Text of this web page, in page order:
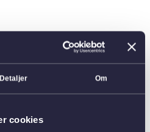
Detaljer Om
cookies